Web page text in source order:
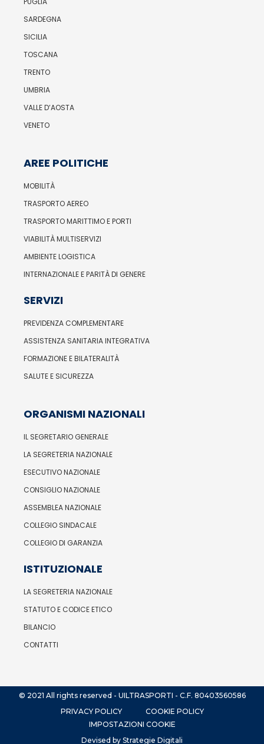
SARDEGNA
SICILIA
TOSCANA
TRENTO
UMBRIA
VALLE D’AOSTA
VENETO
AREE POLITICHE
MOBILITÀ
TRASPORTO AEREO
TRASPORTO MARITTIMO E PORTI
VIABILITÀ MULTISERVIZI
AMBIENTE LOGISTICA
INTERNAZIONALE E PARITÀ DI GENERE
SERVIZI
PREVIDENZA COMPLEMENTARE
ASSISTENZA SANITARIA INTEGRATIVA
FORMAZIONE E BILATERALITÀ
SALUTE E SICUREZZA
ORGANISMI NAZIONALI
IL SEGRETARIO GENERALE
LA SEGRETERIA NAZIONALE
ESECUTIVO NAZIONALE
CONSIGLIO NAZIONALE
ASSEMBLEA NAZIONALE
COLLEGIO SINDACALE
COLLEGIO DI GARANZIA
ISTITUZIONALE
LA SEGRETERIA NAZIONALE
STATUTO E CODICE ETICO
BILANCIO
CONTATTI
© 2021 All rights reserved - UILTRASPORTI - C.F. 80403560586
PRIVACY POLICY
COOKIE POLICY
IMPOSTAZIONI COOKIE
Devised by Strategie Digitali